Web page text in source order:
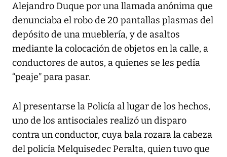
Alejandro Duque por una llamada anónima que
denunciaba el robo de 20 pantallas plasmas del
depósito de una mueblería, y de asaltos
mediante la colocación de objetos en la calle, a
conductores de autos, a quienes se les pedía
“peaje” para pasar.
Al presentarse la Policía al lugar de los hechos,
uno de los antisociales realizó un disparo
contra un conductor, cuya bala rozara la cabeza
del policía Melquisedec Peralta, quien tuvo que